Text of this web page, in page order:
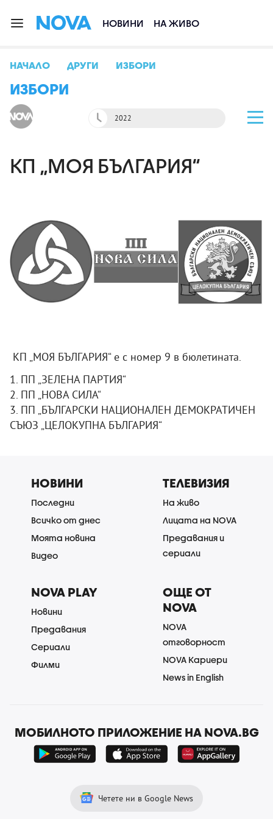
НОВИНИ НА ЖИВО
НАЧАЛО ДРУГИ ИЗБОРИ
ИЗБОРИ
2022
КП „МОЯ БЪЛГАРИЯ“
КП „МОЯ БЪЛГАРИЯ“ е с номер 9 в бюлетината.
1. ПП „ЗЕЛЕНА ПАРТИЯ“
2. ПП „НОВА СИЛА“
3. ПП „БЪЛГАРСКИ НАЦИОНАЛЕН ДЕМОКРАТИЧЕН
СЪЮЗ „ЦЕЛОКУПНА БЪЛГАРИЯ“
НОВИНИ
Последни
Всичко от днес
Моята новина
Видео
ТЕЛЕВИЗИЯ
На живо
Лицата на NOVA
Предавания и
сериали
NOVA PLAY
Новини
Предавания
Сериали
Филми
ОЩЕ ОТ
NOVA
NOVA
отговорност
NOVA Кариери
News in English
МОБИЛНОТО ПРИЛОЖЕНИЕ НА NOVA.BG
Четете ни в Google News